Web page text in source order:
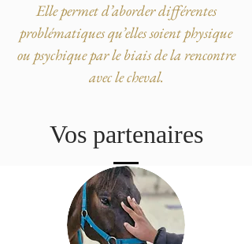
Elle permet d’aborder différentes
problématiques qu’elles soient physique
ou psychique par le biais de la rencontre
avec le cheval.
Vos partenaires